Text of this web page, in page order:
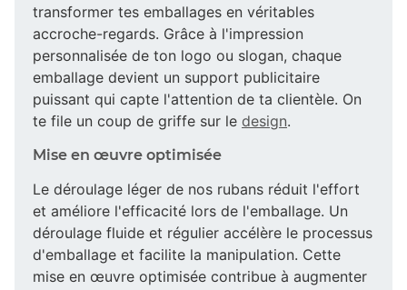
transformer tes emballages en véritables
accroche-regards. Grâce à l'impression
personnalisée de ton logo ou slogan, chaque
emballage devient un support publicitaire
puissant qui capte l'attention de ta clientèle. On
te file un coup de griffe sur le design.
Mise en œuvre optimisée
Le déroulage léger de nos rubans réduit l'effort
et améliore l'efficacité lors de l'emballage. Un
déroulage fluide et régulier accélère le processus
d'emballage et facilite la manipulation. Cette
mise en œuvre optimisée contribue à augmenter